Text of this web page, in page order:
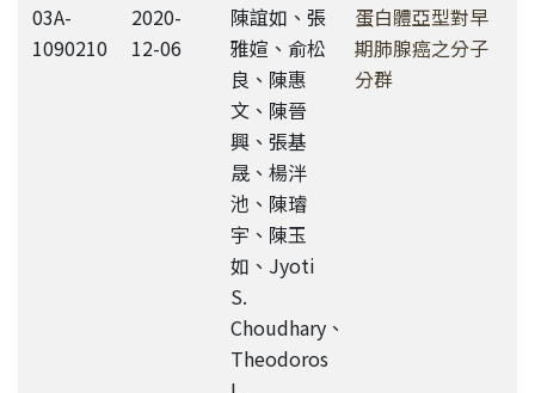
03A-
1090210
2020-
12-06
陳誼如、張
雅媗、俞松
良、陳惠
文、陳晉
興、張基
晟、楊泮
池、陳璿
宇、陳玉
如、Jyoti
S.
Choudhary、
Theodoros
蛋白體亞型對早
期肺腺癌之分子
分群